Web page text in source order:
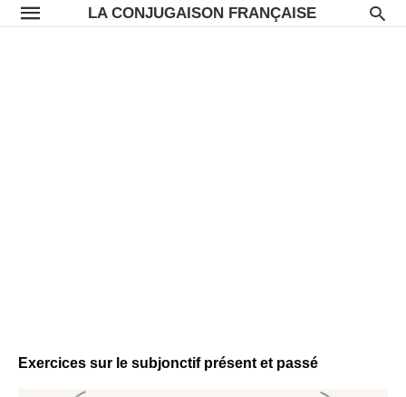
LA CONJUGAISON FRANÇAISE
Exercices sur le subjonctif présent et passé